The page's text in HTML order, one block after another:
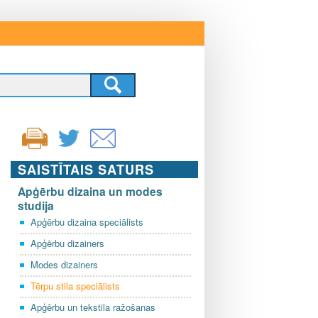
SAISTĪTAIS SATURS
Apģērbu dizaina un modes
studija
Apģērbu dizaina speciālists
Apģērbu dizainers
Modes dizainers
Tērpu stila speciālists
Apģērbu un tekstila ražošanas